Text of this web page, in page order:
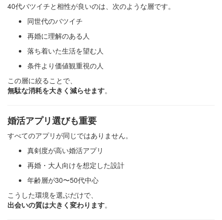
40代バツイチと相性が良いのは、次のような層です。
同世代のバツイチ
再婚に理解のある人
落ち着いた生活を望む人
条件より価値観重視の人
この層に絞ることで、
無駄な消耗を大きく減らせます。
婚活アプリ選びも重要
すべてのアプリが同じではありません。
真剣度が高い婚活アプリ
再婚・大人向けを想定した設計
年齢層が30〜50代中心
こうした環境を選ぶだけで、
出会いの質は大きく変わります。